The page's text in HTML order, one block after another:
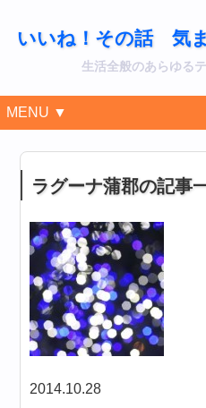
いいね！その話 気
生活全般のあらゆる
MENU ▼
ラグーナ蒲郡の記事
2014.10.28